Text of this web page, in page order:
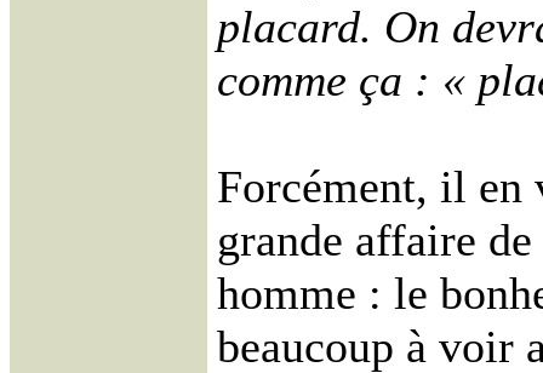
placard. On
comme ça : «
Forcément, il en
grande affaire
homme : le
beaucoup à voir